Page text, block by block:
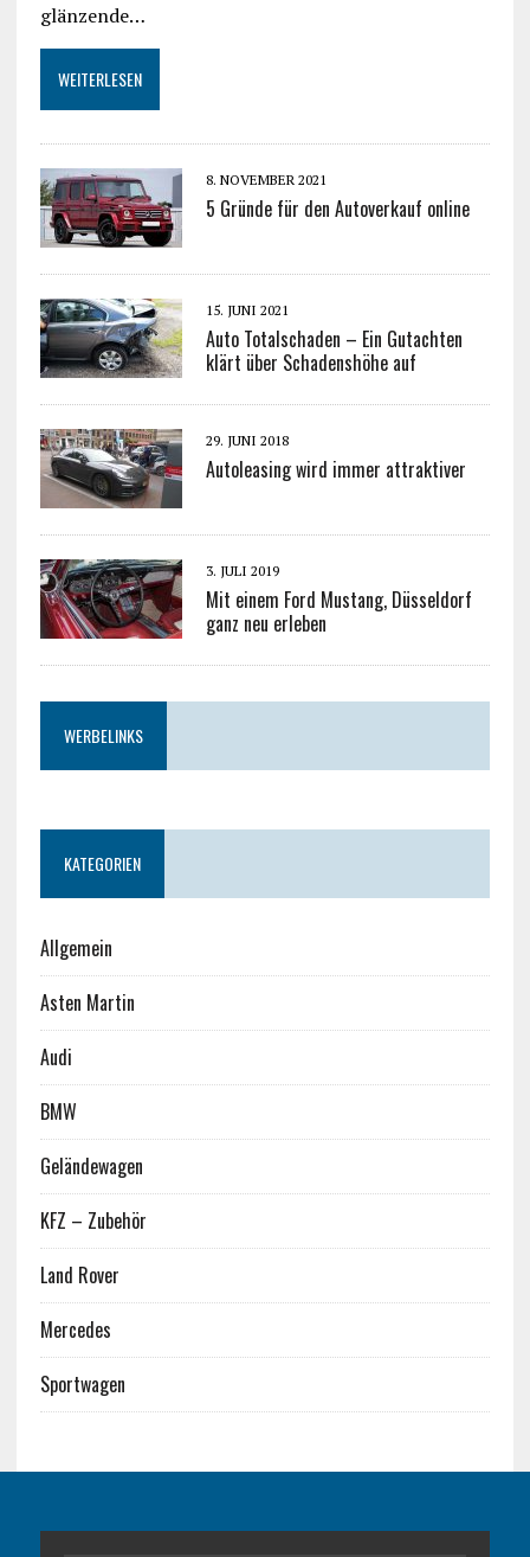
glänzende…
WEITERLESEN
8. NOVEMBER 2021
5 Gründe für den Autoverkauf online
15. JUNI 2021
Auto Totalschaden – Ein Gutachten
klärt über Schadenshöhe auf
29. JUNI 2018
Autoleasing wird immer attraktiver
3. JULI 2019
Mit einem Ford Mustang, Düsseldorf
ganz neu erleben
WERBELINKS
KATEGORIEN
Allgemein
Asten Martin
Audi
BMW
Geländewagen
KFZ – Zubehör
Land Rover
Mercedes
Sportwagen